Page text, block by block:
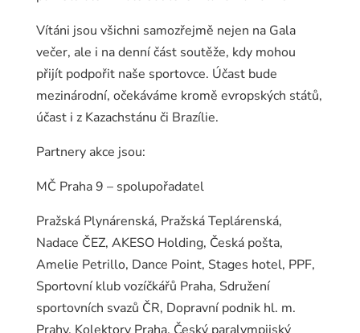
Vítáni jsou všichni samozřejmě nejen na Gala
večer, ale i na denní část soutěže, kdy mohou
přijít podpořit naše sportovce. Účast bude
mezinárodní, očekáváme kromě evropských států,
účast i z Kazachstánu či Brazílie.
Partnery akce jsou:
MČ Praha 9 – spolupořadatel
Pražská Plynárenská, Pražská Teplárenská,
Nadace ČEZ, AKESO Holding, Česká pošta,
Amelie Petrillo, Dance Point, Stages hotel, PPF,
Sportovní klub vozíčkářů Praha, Sdružení
sportovních svazů ČR, Dopravní podnik hl. m.